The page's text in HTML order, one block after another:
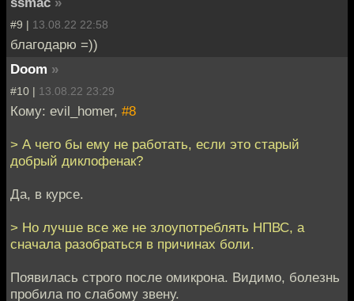
#9 | 13.08.22 22:58
благодарю =))
Doom »
#10 | 13.08.22 23:29
Кому: evil_homer, #8
> А чего бы ему не работать, если это старый
добрый диклофенак?
Да, в курсе.
> Но лучше все же не злоупотреблять НПВС, а
сначала разобраться в причинах боли.
Появилась строго после омикрона. Видимо, болезнь
пробила по слабому звену.